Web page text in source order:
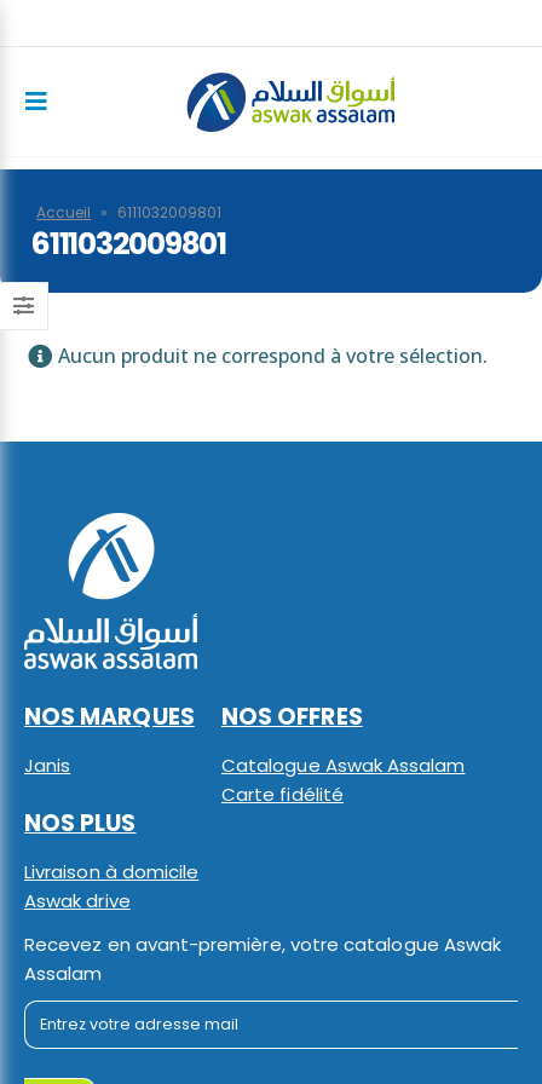
Accueil » 6111032009801
6111032009801
Aucun produit ne correspond à votre sélection.
NOS MARQUES
Janis
NOS OFFRES
Catalogue Aswak Assalam
Carte fidélité
NOS PLUS
Livraison à domicile
Aswak drive
Recevez en avant-première, votre catalogue Aswak
Assalam